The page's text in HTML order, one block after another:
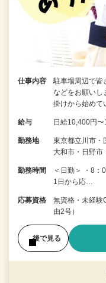
仕事内容
駐車場周辺で皆
などをお願いし
掛けから始め
給与 日給10,400円〜
勤務地
東京都立川市・
大和市・日野
勤務時間
＜日勤＞ ・8
1日から応…
応募資格
無資格・未経
由2号）
後で見る